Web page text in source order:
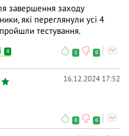
патологій —
та
у 10 балів БПР за умови
вкінці заходу.
завершення заходу
які переглянули усі 4
тестування.
0 1 0
16.12.2024 17:52
0 0